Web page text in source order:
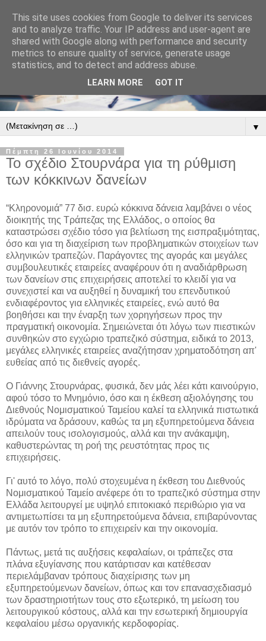
▼
Πέμπτη 26 Ιουνίου 2014
Το σχέδιο Στουρνάρα για τη ρύθμιση
των κόκκινων δανείων
“Κληρονομιά” 77 δισ. ευρώ κόκκινα δάνεια λαμβάνει ο νέος
διοικητής της Τράπεζας της Ελλάδος, ο οποίος θα
καταστρώσει σχέδιο τόσο για βελτίωση της εισπραξιμότητας,
όσο και για τη διαχείριση των προβληματικών στοιχείων των
ελληνικών τραπεζών. Παράγοντες της αγοράς και μεγάλες
συμβουλευτικές εταιρείες αναφέρουν ότι η αναδιάρθρωση
των δανείων στις επιχειρήσεις αποτελεί το κλειδί για να
συνεχιστεί και να αυξηθεί η δυναμική του επενδυτικού
ενδιαφέροντος για ελληνικές εταιρείες, ενώ αυτό θα
βοηθήσει και την έναρξη των χορηγήσεων προς την
πραγματική οικονομία. Σημειώνεται ότι λόγω των πιεστικών
συνθηκών στο εγχώριο τραπεζικό σύστημα, ειδικά το 2013,
μεγάλες ελληνικές εταιρείες αναζήτησαν χρηματοδότηση απ'
ευθείας από τις διεθνείς αγορές.
Ο Γιάννης Στουρνάρας, φυσικά, δεν μάς λέει κάτι καινούργιο,
αφού τόσο το Μνημόνιο, όσο και η έκθεση αξιολόγησης του
Διεθνούς Νομισματικού Ταμείου καλεί τα ελληνικά πιστωτικά
ιδρύματα να δράσουν, καθώς τα μη εξυπηρετούμενα δάνεια
απειλούν τους ισολογισμούς, αλλά και την ανάκαμψη,
καθυστερώντας τη ροή της ρευστότητας προς τις
επιχειρήσεις.
Γι' αυτό το λόγο, πολύ στοχευμένα η έκθεση του Διεθνούς
Νομισματικού Ταμείο ανέφερε ότι το τραπεζικό σύστημα στην
Ελλάδα λειτουργεί με υψηλό επιτοκιακό περιθώριο για να
αντιμετωπίσει τα μη εξυπηρετούμενα δάνεια, επιβαρύνοντας
με αυτόν τον τρόπο το επιχειρείν και την οικονομία.
Πάντως, μετά τις αυξήσεις κεφαλαίων, οι τράπεζες στα
πλάνα εξυγίανσης που κατάρτισαν και κατέθεσαν
περιελάμβαναν τρόπους διαχείρισης των μη
εξυπηρετούμενων δανείων, όπως και τον επανασχεδιασμό
των δραστηριοτήτων τους στο εξωτερικό, τη μείωση του
λειτουργικού κόστους, αλλά και την εσωτερική δημιουργία
κεφαλαίου μέσω οργανικής κερδοφορίας.
This site uses cookies from Google to deliver its services
and to analyze traffic. Your IP address and user-agent are
shared with Google along with performance and security
metrics to ensure quality of service, generate usage
statistics, and to detect and address abuse.
LEARN MORE GOT IT